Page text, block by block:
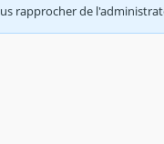
rapprocher de